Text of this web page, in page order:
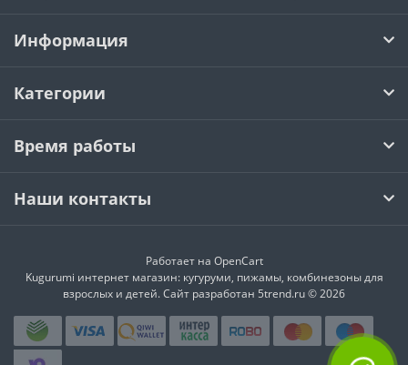
Информация
Категории
Время работы
Наши контакты
Работает на OpenCart
Kugurumi интернет магазин: кугуруми, пижамы, комбинезоны для
взрослых и детей. Сайт разработан 5trend.ru © 2026